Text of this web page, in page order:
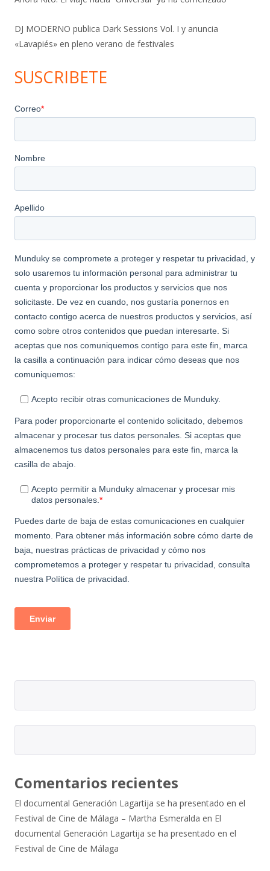
DJ MODERNO publica Dark Sessions Vol. I y anuncia
«Lavapiés» en pleno verano de festivales
SUSCRIBETE
Comentarios recientes
El documental Generación Lagartija se ha presentado en el
Festival de Cine de Málaga – Martha Esmeralda en El
documental Generación Lagartija se ha presentado en el
Festival de Cine de Málaga